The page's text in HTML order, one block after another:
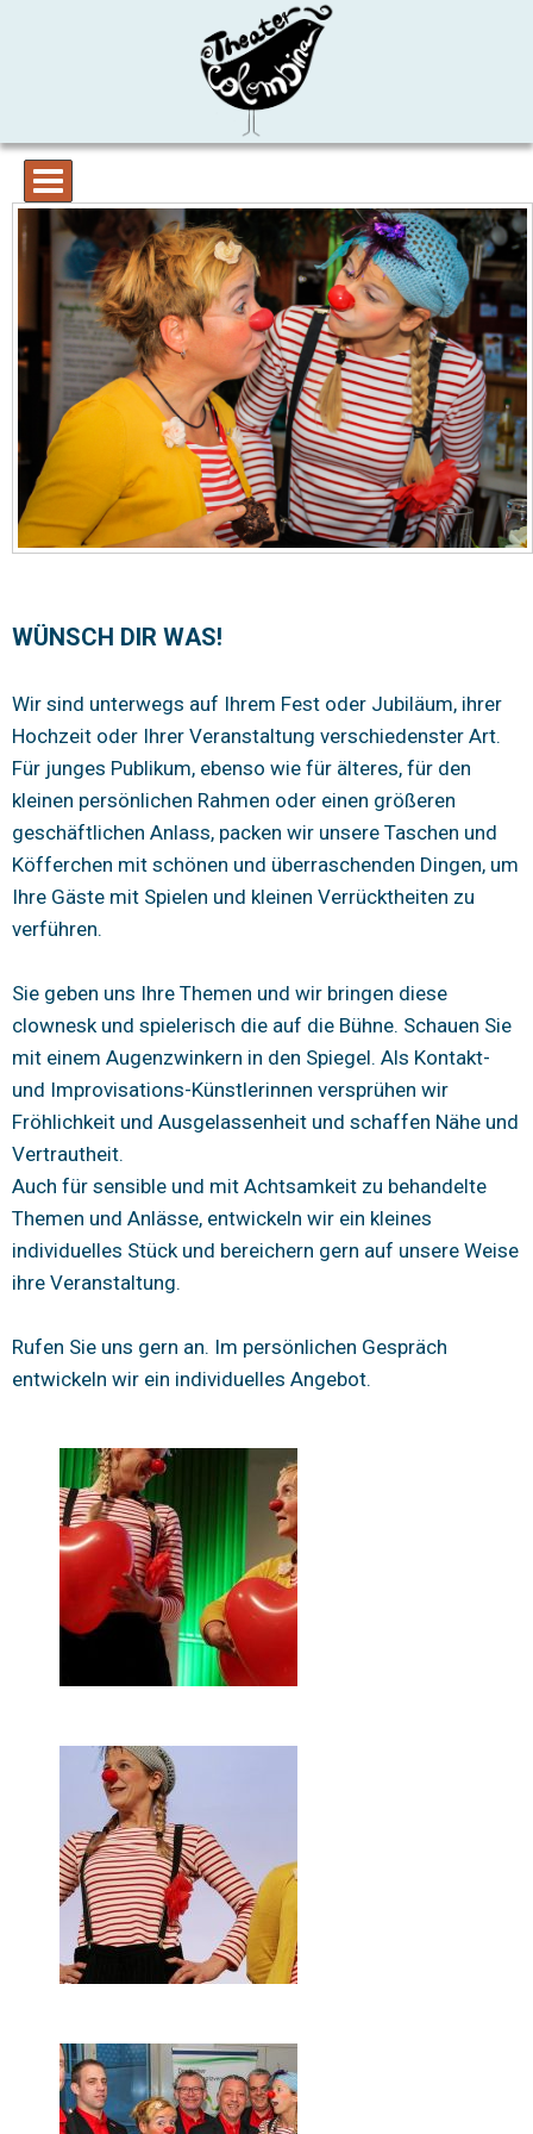
WÜNSCH DIR WAS!
Wir sind unterwegs auf Ihrem Fest oder Jubiläum, ihrer
Hochzeit oder Ihrer Veranstaltung verschiedenster Art.
Für junges Publikum, ebenso wie für älteres, für den
kleinen persönlichen Rahmen oder einen größeren
geschäftlichen Anlass, packen wir unsere Taschen und
Köfferchen mit schönen und überraschenden Dingen, um
Ihre Gäste mit Spielen und kleinen Verrücktheiten zu
verführen.
Sie geben uns Ihre Themen und wir bringen diese
clownesk und spielerisch die auf die Bühne. Schauen Sie
mit einem Augenzwinkern in den Spiegel. Als Kontakt-
und Improvisations-Künstlerinnen versprühen wir
Fröhlichkeit und Ausgelassenheit und schaffen Nähe und
Vertrautheit.
Auch für sensible und mit Achtsamkeit zu behandelte
Themen und Anlässe, entwickeln wir ein kleines
individuelles Stück und bereichern gern auf unsere Weise
ihre Veranstaltung.
Rufen Sie uns gern an. Im persönlichen Gespräch
entwickeln wir ein individuelles Angebot.